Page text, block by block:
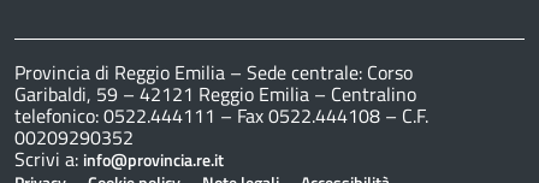
Provincia di Reggio Emilia – Sede centrale: Corso
Garibaldi, 59 – 42121 Reggio Emilia – Centralino
telefonico: 0522.444111 – Fax 0522.444108 – C.F.
00209290352
Scrivi a: info@provincia.re.it